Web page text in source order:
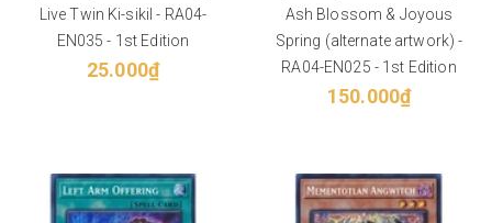
Live Twin Ki-sikil - RA04-
EN035 - 1st Edition
25.000₫
Ash Blossom & Joyous
Spring (alternate artwork) -
RA04-EN025 - 1st Edition
150.000₫